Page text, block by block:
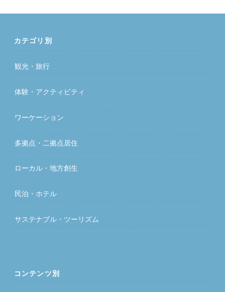
カテゴリ別
観光・旅行
体験・アクティビティ
ワーケーション
多拠点・二拠点居住
ローカル・地方創生
民泊・ホテル
サステナブル・ツーリズム
コンテンツ別